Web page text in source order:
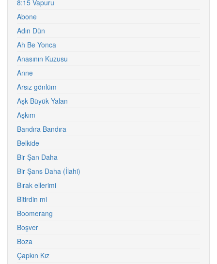
8:15 Vapuru
Abone
Adın Dün
Ah Be Yonca
Anasının Kuzusu
Anne
Arsız gönlüm
Aşk Büyük Yalan
Aşkım
Bandıra Bandıra
Belkide
Bir Şan Daha
Bir Şans Daha (İlahi)
Bırak ellerimi
Bitirdin mi
Boomerang
Boşver
Boza
Çapkın Kız